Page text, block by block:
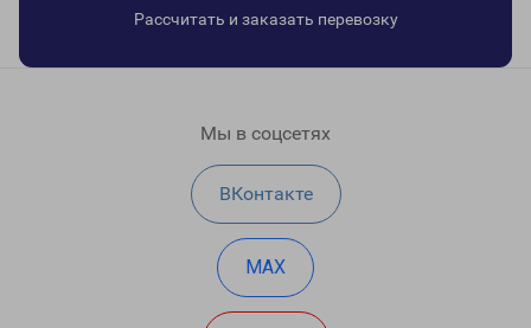
Рассчитать и заказать перевозку
Мы в соцсетях
ВКонтакте
MAX